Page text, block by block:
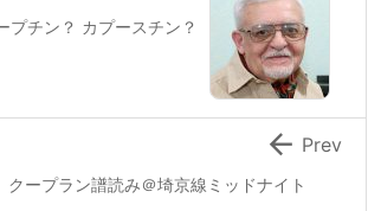
プチン？ カプースチン？
クープラン譜読み＠埼京線ミッドナイト
 Prev